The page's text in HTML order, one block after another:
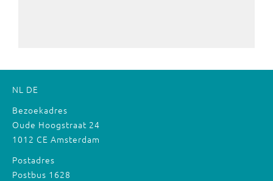
NL DE
Bezoekadres
Oude Hoogstraat 24
1012 CE Amsterdam
Postadres
Postbus 1628